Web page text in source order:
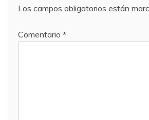
Los campos obligatorios están
Comentario *